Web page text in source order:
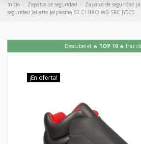
Inicio Zapatos de seguridad Zapatos de seguridad
seguridad Jallatte Jalplasma S3 CI HRO WG SRC JY505
Descubre el 🔥 TOP 10 🔥 Haz
¡En oferta!